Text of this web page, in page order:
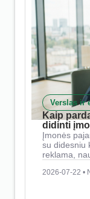
Verslas ir
Kaip
didinti
Įmonės
su didesniu
reklama,
2026-07-22 •